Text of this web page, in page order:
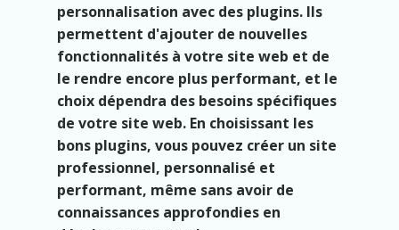
personnalisation avec des plugins. Ils
permettent d'ajouter de nouvelles
fonctionnalités à votre site web et de
le rendre encore plus performant, et le
choix dépendra des besoins spécifiques
de votre site web. En choisissant les
bons plugins, vous pouvez créer un site
professionnel, personnalisé et
performant, même sans avoir de
connaissances approfondies en